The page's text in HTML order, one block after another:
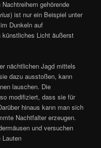
gehörende
) ist nur ein Beispiel unter
Dunkeln auf
künstliches Licht äußerst
nächtlichen Jagd mittels
dazu ausstoßen, kann
lauschen. Die
modifiziert, dass sie für
hinaus kann man sich
Nachtfalter erzeugen.
und versuchen
Lauten